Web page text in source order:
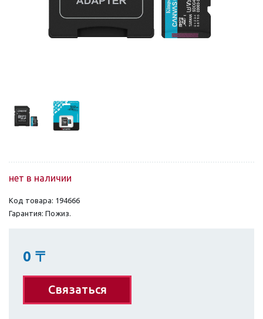
нет в наличии
Код товара: 194666
Гарантия: Пожиз.
0 〒
Связаться